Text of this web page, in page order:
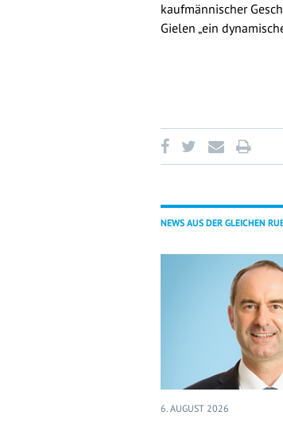
kaufmännischer
Gielen „ein
NEWS AUS DER GLEICHEN
6. AUGUST 2026